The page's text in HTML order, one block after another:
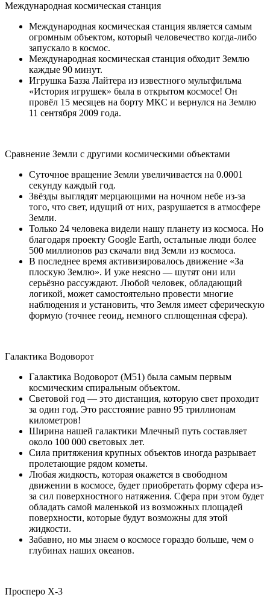
Международная космическая станция
Международная космическая станция является самым
огромным объектом, который человечество когда-либо
запускало в космос.
Международная космическая станция обходит Землю
каждые 90 минут.
Игрушка Базза Лайтера из известного мультфильма
«История игрушек» была в открытом космосе! Он
провёл 15 месяцев на борту МКС и вернулся на Землю
11 сентября 2009 года.
Сравнение Земли с другими космическими объектами
Суточное вращение Земли увеличивается на 0.0001
секунду каждый год.
Звёзды выглядят мерцающими на ночном небе из-за
того, что свет, идущий от них, разрушается в атмосфере
Земли.
Только 24 человека видели нашу планету из космоса. Но
благодаря проекту Google Earth, остальные люди более
500 миллионов раз скачали вид Земли из космоса.
В последнее время активизировалось движение «За
плоскую Землю». И уже неясно — шутят они или
серьёзно рассуждают. Любой человек, обладающий
логикой, может самостоятельно провести многие
наблюдения и установить, что Земля имеет сферическую
формую (точнее геоид, немного сплющенная сфера).
Галактика Водоворот
Галактика Водоворот (М51) была самым первым
космическим спиральным объектом.
Световой год — это дистанция, которую свет проходит
за один год. Это расстояние равно 95 триллионам
километров!
Ширина нашей галактики Млечный путь составляет
около 100 000 световых лет.
Сила притяжения крупных объектов иногда разрывает
пролетающие рядом кометы.
Любая жидкость, которая окажется в свободном
движении в космосе, будет приобретать форму сфера из-
за сил поверхностного натяжения. Сфера при этом будет
обладать самой маленькой из возможных площадей
поверхности, которые будут возможны для этой
жидкости.
Забавно, но мы знаем о космосе гораздо больше, чем о
глубинах наших океанов.
Просперо X-3